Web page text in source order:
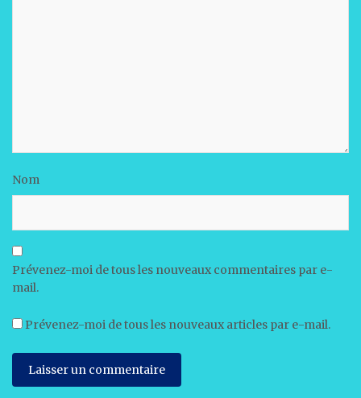
Nom
Prévenez-moi de tous les nouveaux commentaires par e-
mail.
Prévenez-moi de tous les nouveaux articles par e-mail.